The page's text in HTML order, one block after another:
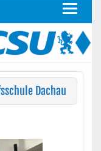
Dachau